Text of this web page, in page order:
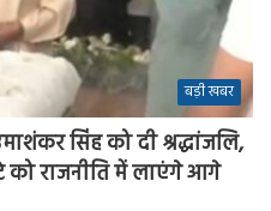
बड़ी खबर
सिंह को दी श्रद्धांजलि,
को राजनीति में लाएंगे आगे